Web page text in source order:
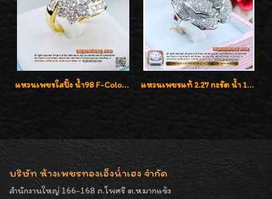
แหวนเพชรใสปิ๊ง น้ำ98 F-Color/VVS1 น้ำหนักเพชรรวม 2.56 กะรัต ใส่เต็มนิ้วเพชรเป็นน้ำเป็นเนื้อสวยมากๆค่ะ แหวนเพชรแท้ 2.27 กะรัต น้ำ 100% เบลเยี่ยมคัท ลวดลายดอกกุหลาบหรู
บริษัท ห้างเพชรทองเอ็งน่ำเฮง จำกัด
สำนักงานใหญ่ 166-168 ถ.โพศรี ต.หมากแข้ง